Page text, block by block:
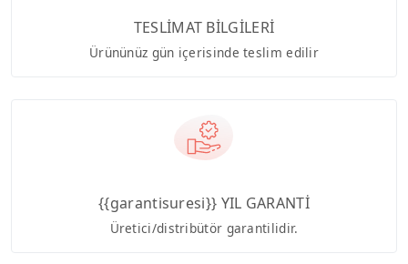
TESLİMAT BİLGİLERİ
Ürününüz gün içerisinde teslim edilir
{{garantisuresi}} YIL GARANTİ
Üretici/distribütör garantilidir.